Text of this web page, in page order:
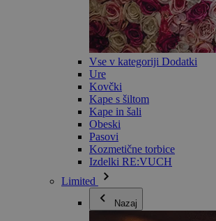
Vse v kategoriji Dodatki
Ure
Kovčki
Kape s šiltom
Kape in šali
Obeski
Pasovi
Kozmetične torbice
Izdelki RE:VUCH
Limited
Nazaj